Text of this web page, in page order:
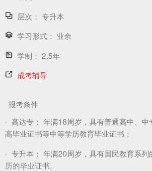
层次： 专升本
学习形式： 业余
学制： 2.5年
成考辅导
报考条件
· 高达专： 年满18周岁，具有普通高中、中
高毕业证书等中等学历教育毕业证书；
· 专升本： 年满20周岁，具有国民教育系列
历的毕业证书。